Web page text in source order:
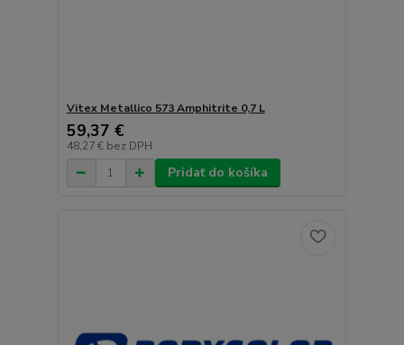
Vitex Metallico 573 Amphitrite 0,7 L
59,37 €
48,27 € bez DPH
Pridať do košíka